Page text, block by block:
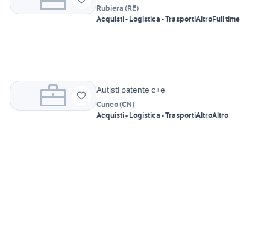
Rubiera (RE)
Acquisti - Logistica - TrasportiAltroFull time
Autisti patente c+e
Cuneo(CN)
Acquisti - Logistica - TrasportiAltroAltro